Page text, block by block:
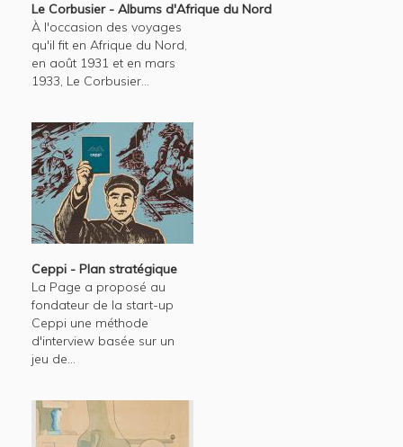
Le Corbusier - Albums d'Afrique du Nord
À l'occasion des voyages
qu'il fit en Afrique du Nord,
en août 1931 et en mars
1933, Le Corbusier...
Ceppi - Plan stratégique
La Page a proposé au
fondateur de la start-up
Ceppi une méthode
d'interview basée sur un
jeu de...